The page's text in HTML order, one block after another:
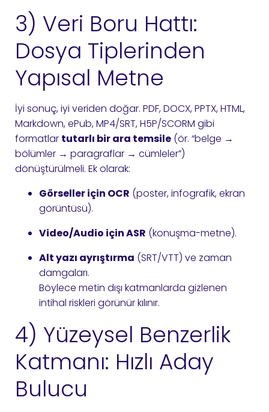
3) Veri Boru Hattı:
Dosya Tiplerinden
Yapısal Metne
İyi sonuç, iyi veriden doğar. PDF, DOCX, PPTX, HTML,
Markdown, ePub, MP4/SRT, H5P/SCORM gibi
formatlar tutarlı bir ara temsile (ör. “belge →
bölümler → paragraflar → cümleler”)
dönüştürülmeli. Ek olarak:
Görseller için OCR (poster, infografik, ekran
görüntüsü).
Video/Audio için ASR (konuşma-metne).
Alt yazı ayrıştırma (SRT/VTT) ve zaman
damgaları.
Böylece metin dışı katmanlarda gizlenen
intihal riskleri görünür kılınır.
4) Yüzeysel Benzerlik
Katmanı: Hızlı Aday
Bulucu